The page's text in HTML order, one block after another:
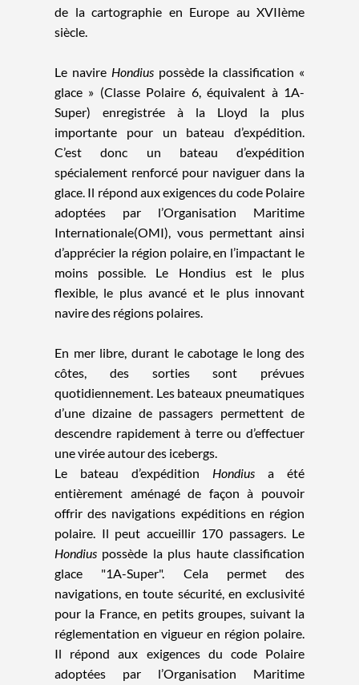
de la cartographie en Europe au XVIIème
siècle.
Le navire Hondiuspossède la classification «
glace » (Classe Polaire 6, équivalent à 1A-
Super) enregistrée à la Lloyd la plus
importante pour un bateau d’expédition.
C’est donc un bateau d’expédition
spécialement renforcé pour naviguer dans la
glace. Il répond aux exigences du code Polaire
adoptées par l’Organisation Maritime
Internationale(OMI), vous permettant ainsi
d’apprécier la région polaire, en l’impactant le
moins possible. Le Hondius est le plus
flexible, le plus avancé et le plus innovant
navire des régions polaires.
En mer libre, durant le cabotage le long des
côtes, des sorties sont prévues
quotidiennement. Les bateaux pneumatiques
d’une dizaine de passagers permettent de
descendre rapidement à terre ou d’effectuer
une virée autour des icebergs.
Le bateau d’expédition Hondius a été
entièrement aménagé de façon à pouvoir
offrir des navigations expéditions en région
polaire. Il peut accueillir 170 passagers. Le
Hondius possède la plus haute classification
glace "1A-Super". Cela permet des
navigations, en toute sécurité, en exclusivité
pour la France, en petits groupes, suivant la
réglementation en vigueur en région polaire.
Il répond aux exigences du code Polaire
adoptées par l’Organisation Maritime